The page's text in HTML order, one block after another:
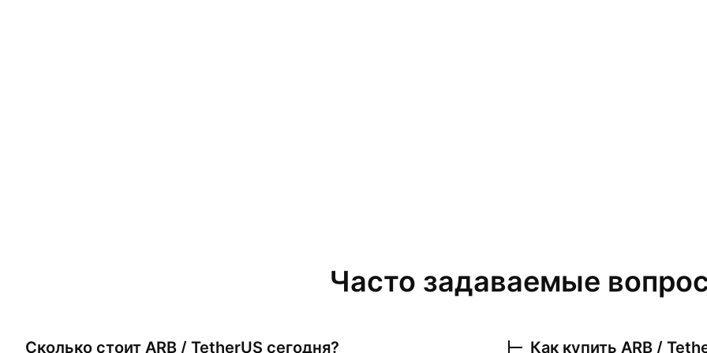
Часто задаваемые
Сколько стоит ARB / TetherUS сегодня? Как купить ARB /